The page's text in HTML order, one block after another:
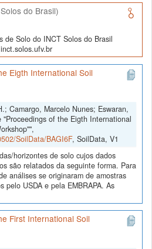
do Brasil)
de Solo do INCT Solos do Brasil
Eigth International Soil
Camargo, Marcelo Nunes; Eswaran,
"Proceedings of the Eigth International
SoilData/BAGI6F, SoilData, V1
horizontes de solo cujos dados
são relatados da seguinte forma. Para
análises se originaram de amostras
pelo USDA e pela EMBRAPA. As
First International Soil